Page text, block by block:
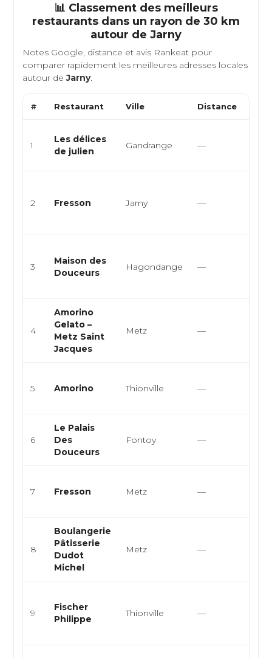
📊 Classement des meilleurs
restaurants dans un rayon de 30 km
autour de Jarny
Notes Google, distance et avis Rankeat pour
comparer rapidement les meilleures adresses locales
autour deJarny.
# Restaurant Ville Distance
1
Les délices
de julien
Gandrange —
2 Fresson Jarny —
3
Maison des
Douceurs
Hagondange —
4
Amorino
Gelato –
Metz Saint
Jacques
Metz —
5 Amorino Thionville —
6
Le Palais
Des
Douceurs
Fontoy —
7 Fresson Metz —
8
Boulangerie
Pâtisserie
Dudot
Michel
Metz —
9
Fischer
Philippe
Thionville —